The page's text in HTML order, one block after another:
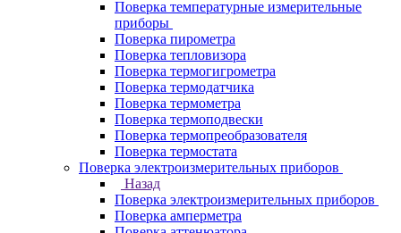
Поверка температурные измерительные
приборы
Поверка пирометра
Поверка тепловизора
Поверка термогигрометра
Поверка термодатчика
Поверка термометра
Поверка термоподвески
Поверка термопреобразователя
Поверка термостата
Поверка электроизмерительных приборов
Назад
Поверка электроизмерительных приборов
Поверка амперметра